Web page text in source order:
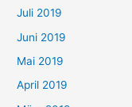
Juli 2019
Juni 2019
Mai 2019
April 2019